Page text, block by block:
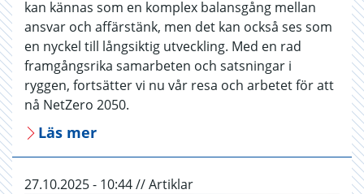
kan kännas som en komplex balansgång mellan
ansvar och affärstänk, men det kan också ses som
en nyckel till långsiktig utveckling. Med en rad
framgångsrika samarbeten och satsningar i
ryggen, fortsätter vi nu vår resa och arbetet för att
nå NetZero 2050.
Läs mer
27.10.2025 - 10:44 // Artiklar